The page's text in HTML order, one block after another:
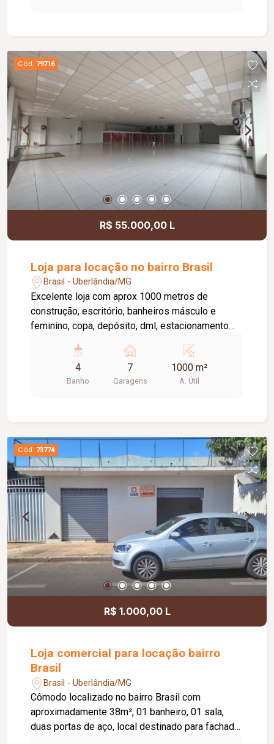
Cód. 79716
R$ 55.000,00 L
Loja para locação no bairro Brasil
Brasil - Uberlândia/MG
Excelente loja com aprox 1000 metros de
construção, escritório, banheiros másculo e
feminino, copa, depósito, dml, estacionamento
4
Banho
7
Garagens
1000 m²
A. Útil
Cód. 73774
R$ 1.000,00 L
Loja comercial para locação bairro
Brasil
Brasil - Uberlândia/MG
Cômodo localizado no bairro Brasil com
aproximadamente 38m², 01 banheiro, 01 sala,
duas portas de aço, local destinado para fachada,